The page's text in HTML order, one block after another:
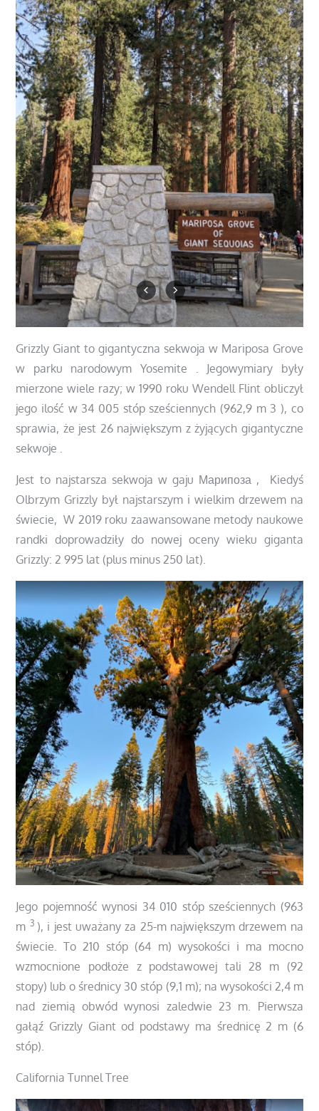
Grizzly Giant to gigantyczna sekwoja w Mariposa Grove
w parku narodowym Yosemite . Jegowymiary były
mierzone wiele razy; w 1990 roku Wendell Flint obliczył
jego ilość w 34 005 stóp sześciennych (962,9 m 3 ), co
sprawia, że jest 26 największym z żyjących gigantyczne
sekwoje .
Jest to najstarsza sekwoja w gaju Марипоза , Kiedyś
Olbrzym Grizzly był najstarszym i wielkim drzewem na
świecie, W 2019 roku zaawansowane metody naukowe
randki doprowadziły do nowej oceny wieku giganta
Grizzly: 2 995 lat (plus minus 250 lat).
Jego pojemność wynosi 34 010 stóp sześciennych (963
m 3 ), i jest uważany za 25-m największym drzewem na
świecie. To 210 stóp (64 m) wysokości i ma mocno
wzmocnione podłoże z podstawowej tali 28 m (92
stopy) lub o średnicy 30 stóp (9,1 m); na wysokości 2,4 m
nad ziemią obwód wynosi zaledwie 23 m. Pierwsza
gałąź Grizzly Giant od podstawy ma średnicę 2 m (6
stóp).
California Tunnel Tree